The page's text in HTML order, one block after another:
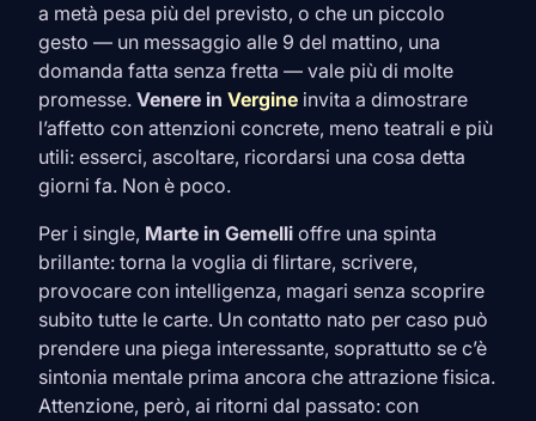
a metà pesa più del previsto, o che un piccolo
gesto — un messaggio alle 9 del mattino, una
domanda fatta senza fretta — vale più di molte
promesse. Venere in Vergine invita a dimostrare
l’affetto con attenzioni concrete, meno teatrali e più
utili: esserci, ascoltare, ricordarsi una cosa detta
giorni fa. Non è poco.
Per i single, Marte in Gemelli offre una spinta
brillante: torna la voglia di flirtare, scrivere,
provocare con intelligenza, magari senza scoprire
subito tutte le carte. Un contatto nato per caso può
prendere una piega interessante, soprattutto se c’è
sintonia mentale prima ancora che attrazione fisica.
Attenzione, però, ai ritorni dal passato: con